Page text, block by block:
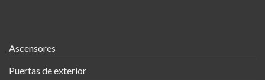
Ascensores
Puertas de exterior